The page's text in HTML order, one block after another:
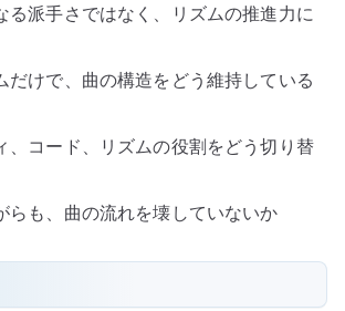
る派手さではなく、リズムの推進力に
だけで、曲の構造をどう維持している
、コード、リズムの役割をどう切り替
らも、曲の流れを壊していないか